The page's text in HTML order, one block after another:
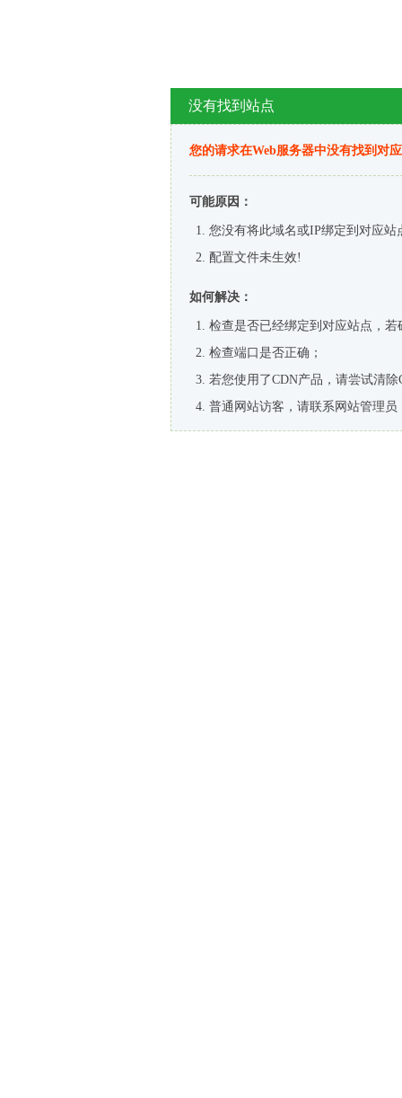
没有找到站点
您的请求在Web服务器中没有找到对
可能原因：
您没有将此域名或IP绑定到对应站
配置文件未生效!
如何解决：
检查是否已经绑定到对应站点，
检查端口是否正确；
若您使用了CDN产品，请尝试清除
普通网站访客，请联系网站管理员